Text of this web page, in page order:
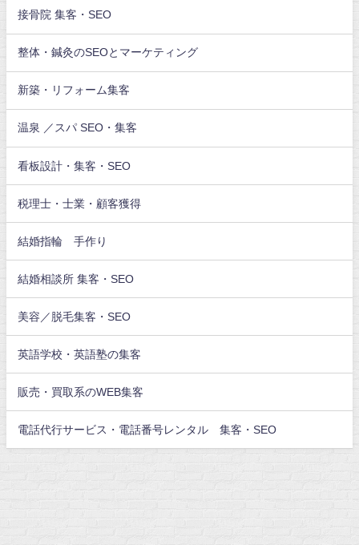
接骨院 集客・SEO
整体・鍼灸のSEOとマーケティング
新築・リフォーム集客
温泉 ／スパ SEO・集客
看板設計・集客・SEO
税理士・士業・顧客獲得
結婚指輪 手作り
結婚相談所 集客・SEO
美容／脱毛集客・SEO
英語学校・英語塾の集客
販売・買取系のWEB集客
電話代行サービス・電話番号レンタル 集客・SEO